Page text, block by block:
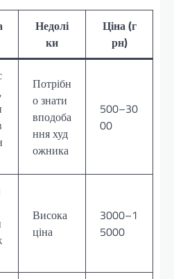
Недолі
ки
Ціна (г
рн)
Потрібн
о знати
вподоба
ння худ
ожника
500–30
00
Висока
ціна
3000–1
5000